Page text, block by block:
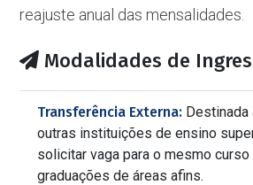
reajuste anual das mensalidades.
Modalidades de
Transferência Externa: Destinada
outras instituições de ensino
solicitar vaga para o mesmo curso
graduações de áreas afins.